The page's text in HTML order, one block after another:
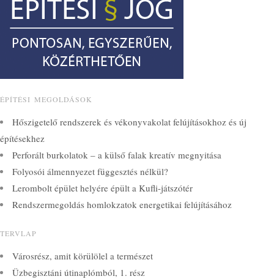
ÉPÍTÉSI MEGOLDÁSOK
Hőszigetelő rendszerek és vékonyvakolat felújításokhoz és új
építésekhez
Perforált burkolatok – a külső falak kreatív megnyitása
Folyosói álmennyezet függesztés nélkül?
Lerombolt épület helyére épült a Kufli-játszótér
Rendszermegoldás homlokzatok energetikai felújításához
TERVLAP
Városrész, amit körülölel a természet
Üzbegisztáni útinaplómból, 1. rész